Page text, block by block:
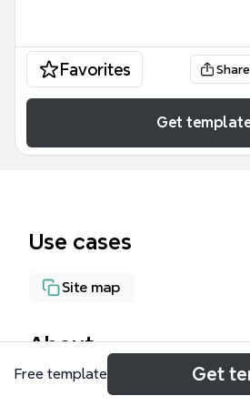
Favorites Share
Get
Use cases
Site map
About
El Sistema de Información
Free template Get